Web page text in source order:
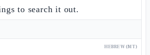
to search it out.
HEBREW (MT)